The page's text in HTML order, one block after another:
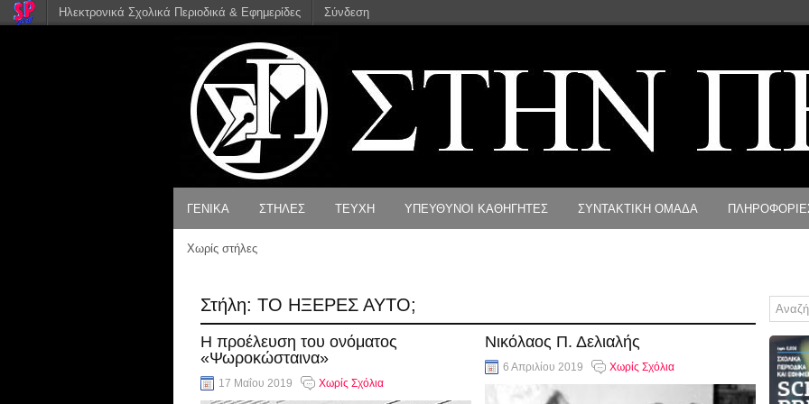
ΓΕΝΙΚΑ
ΕΠΙΚΟΙΝΩΝΙΑ
ΣΤΗΛΕΣ
ΑΠΑΝΤΟΥΝ
ΡΕΠΟΡΤΑΖ
ΕΡΕΥΝΑ
ΗΘΗ – ΕΘΙΜΑ
ΤΕΥΧΗ ΥΠΕΥΘΥΝΟΙ ΚΑΘΗΓΗΤΕΣ ΣΥΝΤΑΚΤΙΚΗ ΟΜΑΔΑ
Χωρίς στήλες
Στήλη: ΤΟ ΗΞΕΡΕΣ ΑΥΤΟ;
Η προέλευση του ονόματος
«Ψωροκώσταινα»
17 Μαΐου 2019 Χωρίς Σχόλια
Νικόλαος Π. Δελιαλής
6 Απριλίου 2019 Χωρίς Σχόλια
Ηλεκτρονικά Σχολικά Περιοδικά & Εφημερίδες Σύνδεση